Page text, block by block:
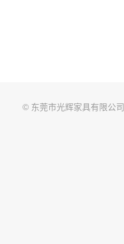
© 东莞市光辉家具有限公司